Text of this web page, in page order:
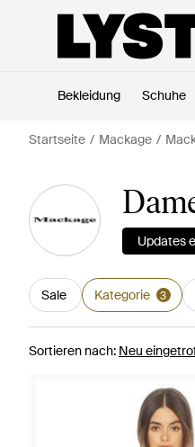
Bekleidung Schuhe
Startseite Mackage
Updates
Sale Kategorie 3
Sortieren nach: Neu